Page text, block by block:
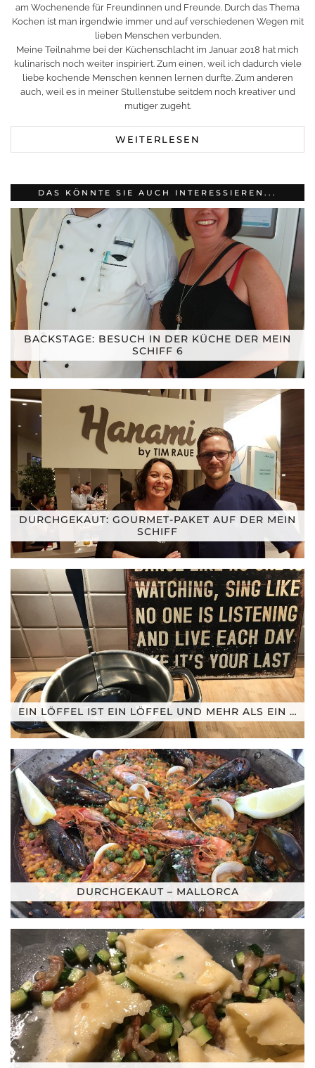
am Wochenende für Freundinnen und Freunde. Durch das Thema
Kochen ist man irgendwie immer und auf verschiedenen Wegen mit
lieben Menschen verbunden.
Meine Teilnahme bei der Küchenschlacht im Januar 2018 hat mich
kulinarisch noch weiter inspiriert. Zum einen, weil ich dadurch viele
liebe kochende Menschen kennen lernen durfte. Zum anderen
auch, weil es in meiner Stullenstube seitdem noch kreativer und
mutiger zugeht.
WEITERLESEN
DAS KÖNNTE SIE AUCH INTERESSIEREN...
BACKSTAGE: BESUCH IN DER KÜCHE DER MEIN
SCHIFF 6
DURCHGEKAUT: GOURMET-PAKET AUF DER MEIN
SCHIFF
EIN LÖFFEL IST EIN LÖFFEL UND MEHR ALS EIN …
DURCHGEKAUT – MALLORCA